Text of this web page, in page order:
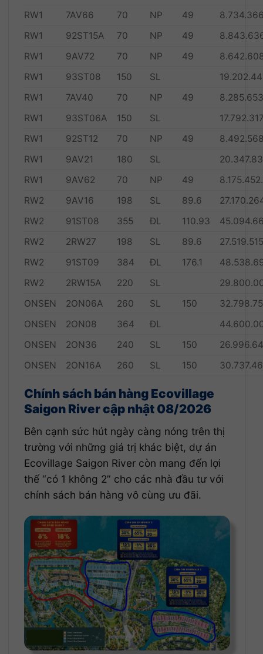
RW1
7AV66 70 NP 49
RW1
92ST15A 70 NP 49
RW1
9AV72 70 NP 49
RW1
93ST08 150 SL
RW1
7AV40 70 NP 49
RW1
93ST06A 150 SL
RW1
92ST12 70 NP 49
RW1
9AV21 180 SL
RW1
9AV62 70 NP 49
RW2
9AV16 198 SL 89.6
RW2
91ST08 355 ĐL 110.93
RW2
2RW27 198 SL 89.6
RW2
91ST09 384 ĐL 176.1
RW2
2RW15A 220 SL
ONSEN
2ON06A 260 SL 150
ONSEN
2ON08 364 ĐL
ONSEN
2ON36 240 SL 150
ONSEN
2ON16A 260 SL 150
Chính sách bán hàng Ecovillage
Saigon Rivercập nhật 08/2026
Bên cạnh sức hút ngày càng nóng trên thị
trường với những giá trị khác biệt, dự án
Ecovillage Saigon River còn mang đến lợi
thế “có 1 không 2” cho các nhà đầu tư với
chính sách bán hàng vô cùng ưu đãi.